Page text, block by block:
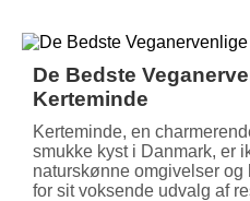
De Bedste
Kerteminde
Kerteminde, en
smukke kyst i Danmark, er
naturskønne omgivelser og
for sit voksende udvalg af